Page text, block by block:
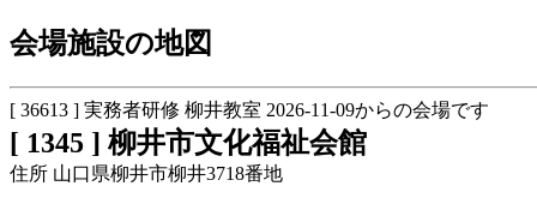
会場施設の地図
[ 36613 ] 実務者研修 柳井教室 2026-11-09からの会場です
[ 1345 ] 柳井市文化福祉会館
住所 山口県柳井市柳井3718番地